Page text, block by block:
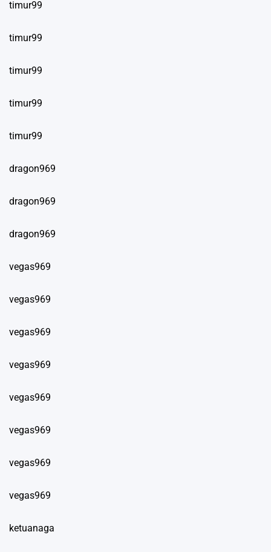
timur99
timur99
timur99
timur99
timur99
dragon969
dragon969
dragon969
vegas969
vegas969
vegas969
vegas969
vegas969
vegas969
vegas969
vegas969
ketuanaga